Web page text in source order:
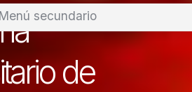
Menú secundario
de